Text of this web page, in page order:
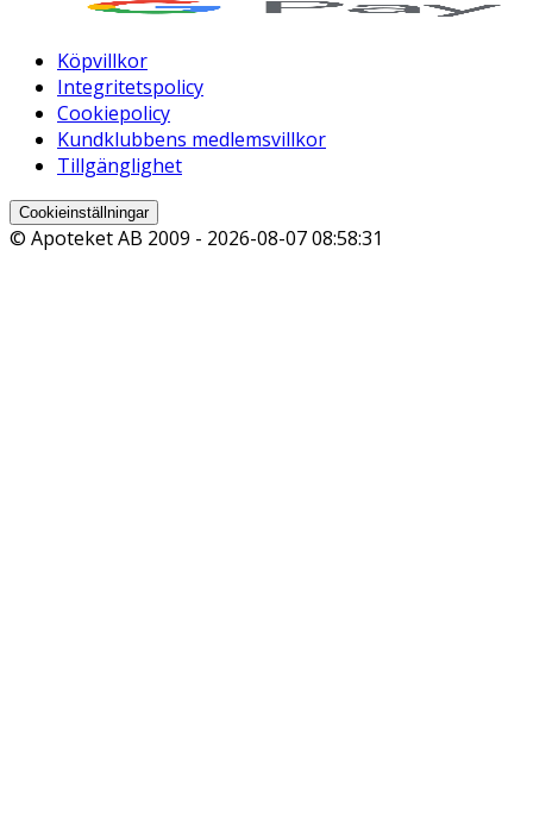
Köpvillkor
Integritetspolicy
Cookiepolicy
Kundklubbens medlemsvillkor
Tillgänglighet
Cookieinställningar
© Apoteket AB 2009 - 2026-08-07 08:58:31